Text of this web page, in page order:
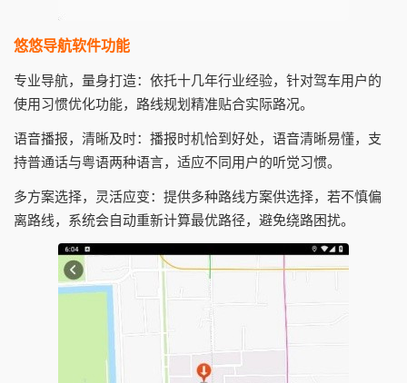
悠悠导航软件功能
专业导航，量身打造：依托十几年行业经验，针对驾车用户的
使用习惯优化功能，路线规划精准贴合实际路况。
语音播报，清晰及时：播报时机恰到好处，语音清晰易懂，支
持普通话与粤语两种语言，适应不同用户的听觉习惯。
多方案选择，灵活应变：提供多种路线方案供选择，若不慎偏
离路线，系统会自动重新计算最优路径，避免绕路困扰。